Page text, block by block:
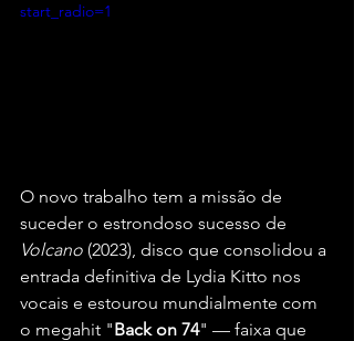
start_radio=1
O novo trabalho tem a missão de
suceder o estrondoso sucesso de
Volcano (2023), disco que consolidou a
entrada definitiva de Lydia Kitto nos
vocais e estourou mundialmente com
o megahit "Back on 74" — faixa que